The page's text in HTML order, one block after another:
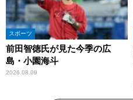
スポーツ
前田智徳氏が見た今季の広
島・小園海斗
2026.08.09